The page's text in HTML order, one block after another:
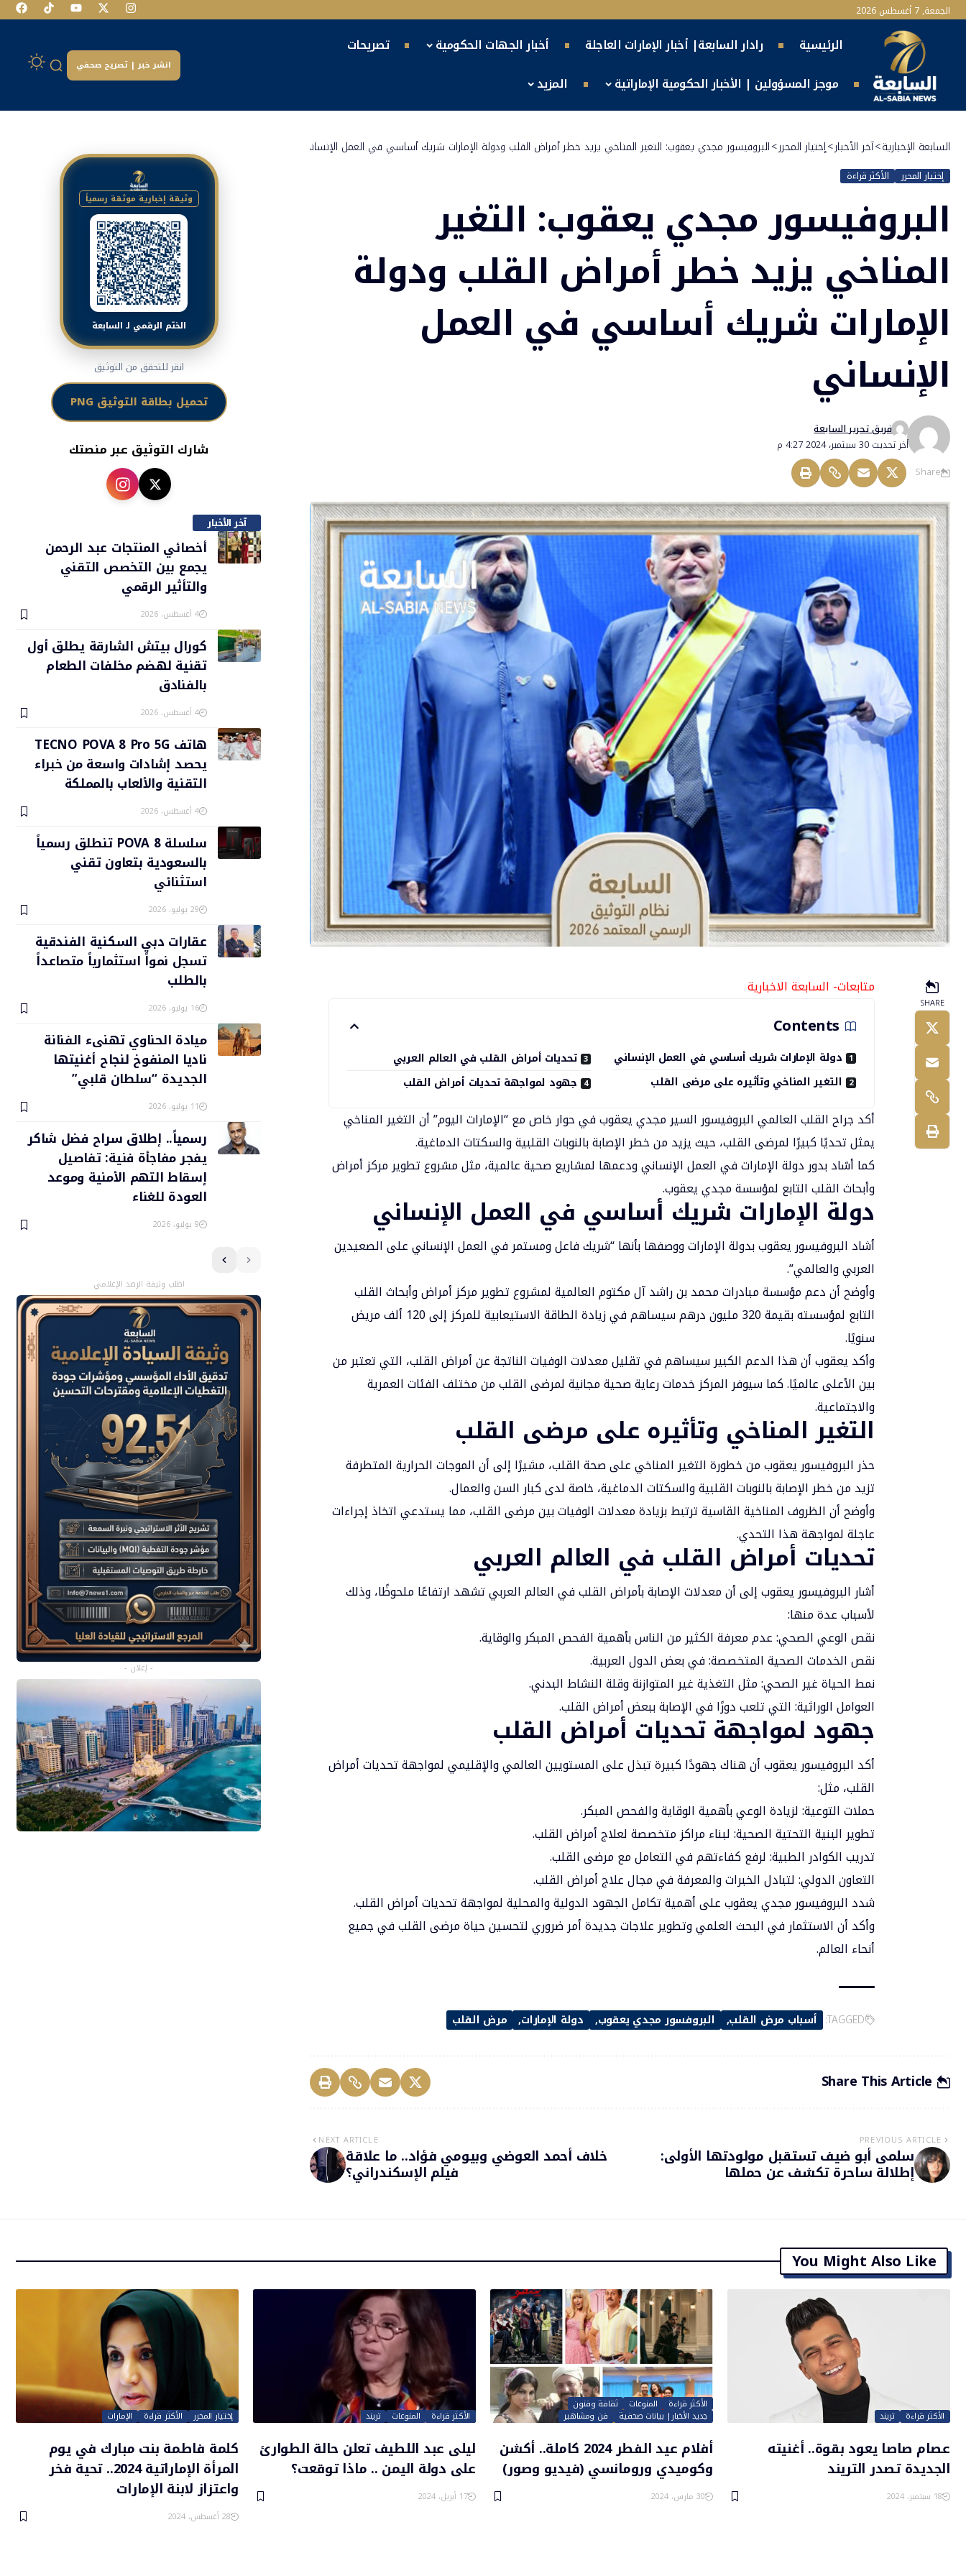
الجمعة, 7 أغسطس 2026
الرئيسية رادار السابعة| أخبار الإمارات العاجلة أخبار الجهات الحكومية
تصريحات
موجز المسؤولين | الأخبار الحكومية الإماراتية
المزيد
انشر خبر | تصريح صحفي
السابعة الإخبارية>آخر الأخبار>إختيار المحرر>البروفيسور مجدي يعقوب: التغير المناخي يزيد خطر أمراض القلب ودولة الإمارات شريك أساسي في العمل الإنساني
إختيار المحرر الأكثر قراءة
البروفيسور مجدي يعقوب: التغير
المناخي يزيد خطر أمراض القلب ودولة
الإمارات شريك أساسي في العمل
الإنساني
أخر تحديث 30 سبتمبر، 2024 4:27 م
فريق تحرير السابعة
Share
SHARE
متابعات- السابعة الاخبارية
Contents
دولة الإمارات شريك أساسي في العمل الإنساني
التغير المناخي وتأثيره على مرضى القلب
تحديات أمراض القلب في العالم العربي
جهود لمواجهة تحديات أمراض القلب
أكد جراح القلب العالمي البروفيسور السيرمجدي يعقوبفي حوار خاص مع “الإمارات اليوم” أن التغير المناخي
يمثل تحديًا كبيرًا لمرضى القلب، حيث يزيد من خطر الإصابة بالنوبات القلبية والسكتات الدماغية.
كما أشاد بدور دولةالإماراتفي العمل الإنساني ودعمها لمشاريع صحية عالمية، مثل مشروع تطوير مركز أمراض
وأبحاث القلب التابع لمؤسسة مجدي يعقوب.
دولة الإمارات شريك أساسي في العمل الإنساني
أشاد البروفيسور يعقوب بدولة الإمارات ووصفها بأنها “شريك فاعل ومستمر في العمل الإنساني على الصعيدين
العربي والعالمي”.
وأوضح أن دعم مؤسسة مبادرات محمد بن راشد آل مكتوم العالمية لمشروع تطوير مركز أمراض وأبحاث القلب
التابع لمؤسسته بقيمة 320 مليون درهم سيساهم في زيادة الطاقة الاستيعابية للمركز إلى 120 ألف مريض
سنويًا.
وأكد يعقوب أن هذا الدعم الكبير سيساهم في تقليل معدلات الوفيات الناتجة عن أمراض القلب، التي تعتبر من
بين الأعلى عالميًا. كما سيوفر المركز خدمات رعاية صحية مجانية لمرضى القلب من مختلف الفئات العمرية
والاجتماعية.
التغير المناخي وتأثيره على مرضى القلب
حذر البروفيسور يعقوب من خطورة التغير المناخي على صحة القلب، مشيرًا إلى أن الموجات الحرارية المتطرفة
تزيد من خطر الإصابة بالنوبات القلبية والسكتات الدماغية، خاصة لدى كبار السن والعمال.
وأوضح أن الظروف المناخية القاسية ترتبط بزيادة معدلات الوفيات بين مرضى القلب، مما يستدعي اتخاذ إجراءات
عاجلة لمواجهة هذا التحدي.
تحديات أمراض القلب في العالم العربي
أشار البروفيسور يعقوب إلى أن معدلات الإصابة بأمراض القلب في العالم العربي تشهد ارتفاعًا ملحوظًا، وذلك
لأسباب عدة منها:
نقص الوعي الصحي: عدم معرفة الكثير من الناس بأهمية الفحص المبكر والوقاية.
نقص الخدمات الصحية المتخصصة: في بعض الدول العربية.
نمط الحياة غير الصحي: مثل التغذية غير المتوازنة وقلة النشاط البدني.
العوامل الوراثية: التي تلعب دورًا في الإصابة ببعض أمراض القلب.
جهود لمواجهة تحديات أمراض القلب
أكد البروفيسور يعقوب أن هناك جهودًا كبيرة تبذل على المستويين العالمي والإقليمي لمواجهة تحديات أمراض
القلب، مثل:
حملات التوعية: لزيادة الوعي بأهمية الوقاية والفحص المبكر.
تطوير البنية التحتية الصحية: لبناء مراكز متخصصة لعلاج أمراض القلب.
تدريب الكوادر الطبية: لرفع كفاءتهم في التعامل مع مرضى القلب.
التعاون الدولي: لتبادل الخبرات والمعرفة في مجال علاج أمراض القلب.
شدد البروفيسور مجدي يعقوب على أهمية تكامل الجهود الدولية والمحلية لمواجهة تحديات أمراض القلب.
وأكد أن الاستثمار في البحث العلمي وتطوير علاجات جديدة أمر ضروري لتحسين حياة مرضى القلب في جميع
أنحاء العالم.
TAGGED: أسباب مرض القلب البروفسور مجدي يعقوب دولة الإمارات مرض القلب
Share This Article
PREVIOUS ARTICLE
سلمى أبو ضيف تستقبل مولودتها الأولى:
إطلالة ساحرة تكشف عن حملها
NEXT ARTICLE
خلاف أحمد العوضي وبيومي فؤاد.. ما علاقة
فيلم الإسكندراني؟
وثيقة إخبارية موثقة رسمياً
الختم الرقمي لـ السابعة
انقر للتحقق من التوثيق
تحميل بطاقة التوثيق PNG
شارك التوثيق عبر منصتك
آخر الأخبار
أخصائي المنتجات عبد الرحمن
يجمع بين التخصص التقني
والتأثير الرقمي
4 أغسطس، 2026
كورال بيتش الشارقة يطلق أول
تقنية لهضم مخلفات الطعام
بالفنادق
4 أغسطس، 2026
هاتف TECNO POVA 8 Pro 5G
يحصد إشادات واسعة من خبراء
التقنية والألعاب بالمملكة
4 أغسطس، 2026
سلسلة POVA 8 تنطلق رسمياً
بالسعودية بتعاون تقني
استثنائي
29 يوليو، 2026
عقارات دبي السكنية الفندقية
تسجل نمواً استثمارياً متصاعداً
بالطلب
16 يوليو، 2026
ميادة الحناوي تهنىء الفنانة
ناديا المنفوخ لنجاح أغنيتها
الجديدة “سلطان قلبي”
11 يوليو، 2026
رسمياً.. إطلاق سراح فضل شاكر
يفجر مفاجأة فنية: تفاصيل
إسقاط التهم الأمنية وموعد
العودة للغناء
9 يوليو، 2026
اطلب وثيقة الرصد الإعلامي
- إعلان -
You Might Also Like
الأكثر قراءة تريند
عصام صاصا يعود بقوة.. أغنيته
الجديدة تصدر التريند
18 سبتمبر، 2024
الأكثر قراءة المنوعات
ثقافة وفنون
جديد الأخبار| بيانات صحفية
فن ومشاهير
أفلام عيد الفطر 2024 كاملة.. أكشن
وكوميدي ورومانسي (فيديو وصور)
30 مارس، 2024
الأكثر قراءة المنوعات تريند
ليلى عبد اللطيف تعلن حالة الطوارئ
على دولة اليمن .. ماذا توقعت؟
17 أبريل، 2024
إختيار المحرر الأكثر قراءة الإمارات
كلمة فاطمة بنت مبارك في يوم
المرأة الإماراتية 2024.. تحية فخر
واعتزاز لابنة الإمارات
28 أغسطس، 2024